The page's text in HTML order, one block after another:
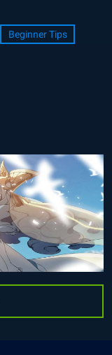
Beginner Tips